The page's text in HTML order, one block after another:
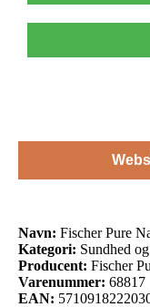
Navn: Fischer Pure
Kategori: Sundhed
Producent: Fischer
Varenummer: 68817
EAN: